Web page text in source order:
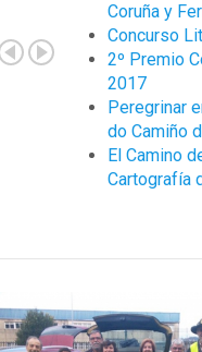
Coruña y
Concurso
2º Premio
2017
Peregrinar
do Camiño
El Camino
Cartografía